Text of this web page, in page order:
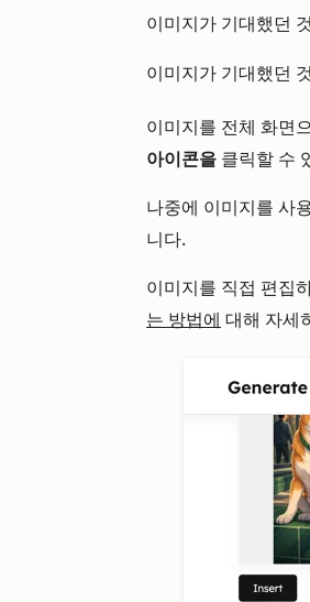
이미지가 기대했던
이미지가 기대했던
이미지를 전체 화면
아이콘을 클릭할 수
나중에 이미지를 사
니다.
이미지를 직접 편집
는 방법에 대해 자세